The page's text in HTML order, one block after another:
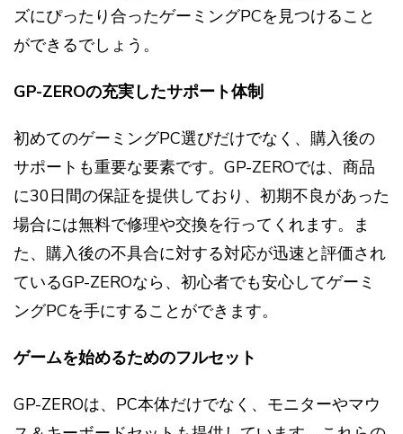
ズにぴったり合ったゲーミングPCを見つけること
ができるでしょう。
GP-ZEROの充実したサポート体制
初めてのゲーミングPC選びだけでなく、購入後の
サポートも重要な要素です。GP-ZEROでは、商品
に30日間の保証を提供しており、初期不良があった
場合には無料で修理や交換を行ってくれます。ま
た、購入後の不具合に対する対応が迅速と評価され
ているGP-ZEROなら、初心者でも安心してゲーミ
ングPCを手にすることができます。
ゲームを始めるためのフルセット
GP-ZEROは、PC本体だけでなく、モニターやマウ